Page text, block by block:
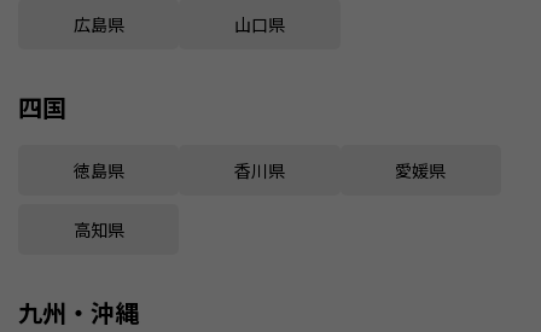
広島県 山口県
四国
徳島県 香川県 愛媛県
高知県
九州・沖縄